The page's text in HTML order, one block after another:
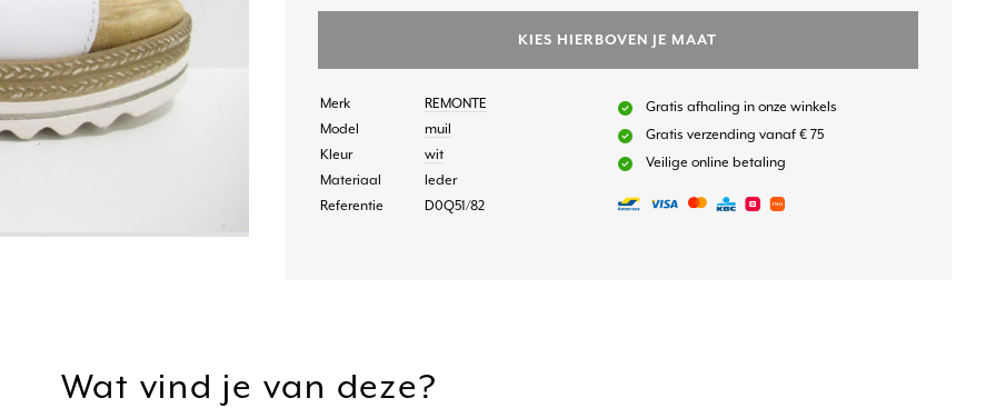
KIES HIERBOVEN JE MAAT
Merk
REMONTE
Model
muil
Kleur
wit
Materiaal
leder
Referentie
D0Q51/82
Gratis afhaling in onze winkels
Gratis verzending vanaf € 75
Veilige online betaling
Wat vind je van deze?